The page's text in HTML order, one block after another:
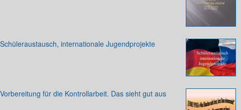
Schüleraustausch, internationale Jugendprojekte
Vorbereitung für die Kontrollarbeit. Das sieht gut aus